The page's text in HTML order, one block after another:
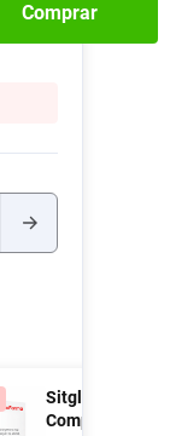
Comprar
Sitglu Met
Comprimidos